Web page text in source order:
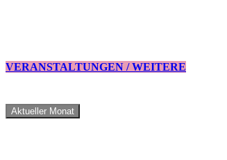
VERANSTALTUNGEN / WEITERE
Aktueller Monat